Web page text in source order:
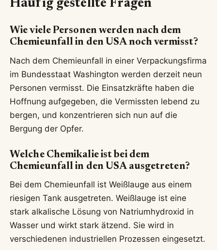
Häufig gestellte Fragen
Wie viele Personen werden nach dem
Chemieunfall in den USA noch vermisst?
Nach dem Chemieunfall in einer Verpackungsfirma
im Bundesstaat Washington werden derzeit neun
Personen vermisst. Die Einsatzkräfte haben die
Hoffnung aufgegeben, die Vermissten lebend zu
bergen, und konzentrieren sich nun auf die
Bergung der Opfer.
Welche Chemikalie ist bei dem
Chemieunfall in den USA ausgetreten?
Bei dem Chemieunfall ist Weißlauge aus einem
riesigen Tank ausgetreten. Weißlauge ist eine
stark alkalische Lösung von Natriumhydroxid in
Wasser und wirkt stark ätzend. Sie wird in
verschiedenen industriellen Prozessen eingesetzt.